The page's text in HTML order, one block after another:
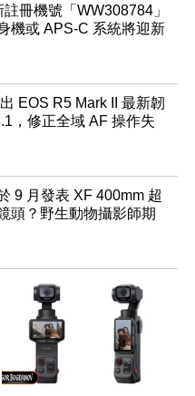
冊機號「WW308784」
機或 APS-C 系統將迎新
EOS R5 Mark II 最新韌
，修正全域 AF 操作失
9 月發表 XF 400mm 超
頭？野生動物攝影師期